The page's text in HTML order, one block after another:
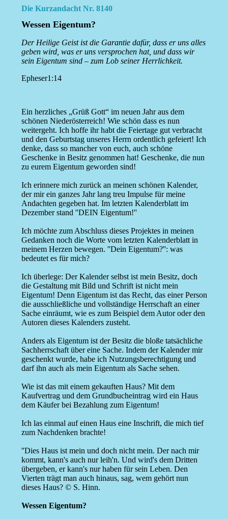
Die Kurzandacht Nr. 8140
Wessen Eigentum?
Der Heilige Geist ist die Garantie dafür, dass er uns alles
geben wird, was er uns versprochen hat, und dass wir
sein Eigentum sind – zum Lob seiner Herrlichkeit.
Epheser1:14
Ein herzliches „Grüß Gott“ im neuen Jahr aus dem
schönen Niederösterreich! Wie schön dass es nun
weitergeht. Ich hoffe ihr habt die Feiertage gut verbracht
und den Geburtstag unseres Herrn ordentlich gefeiert! Ich
denke, dass so mancher von euch, auch schöne
Geschenke in Besitz genommen hat! Geschenke, die nun
zu eurem Eigentum geworden sind!
Ich erinnere mich zurück an meinen schönen Kalender,
der mir ein ganzes Jahr lang treu Impulse für meine
Andachten gegeben hat. Im letzten Kalenderblatt im
Dezember stand ''DEIN Eigentum!''
Ich möchte zum Abschluss dieses Projektes in meinen
Gedanken noch die Worte vom letzten Kalenderblatt in
meinem Herzen bewegen. ''Dein Eigentum?'': was
bedeutet es für mich?
Ich überlege: Der Kalender selbst ist mein Besitz, doch
die Gestaltung mit Bild und Schrift ist nicht mein
Eigentum! Denn Eigentum ist das Recht, das einer Person
die ausschließliche und vollständige Herrschaft an einer
Sache einräumt, wie es zum Beispiel dem Autor oder den
Autoren dieses Kalenders zusteht.
Anders als Eigentum ist der Besitz die bloße tatsächliche
Sachherrschaft über eine Sache. Indem der Kalender mir
geschenkt wurde, habe ich Nutzungsberechtigung und
darf ihn auch als mein Eigentum als Sache sehen.
Wie ist das mit einem gekauften Haus? Mit dem
Kaufvertrag und dem Grundbucheintrag wird ein Haus
dem Käufer bei Bezahlung zum Eigentum!
Ich las einmal auf einen Haus eine Inschrift, die mich tief
zum Nachdenken brachte!
''Dies Haus ist mein und doch nicht mein. Der nach mir
kommt, kann's auch nur leih'n. Und wird's dem Dritten
übergeben, er kann's nur haben für sein Leben. Den
Vierten trägt man auch hinaus, sag, wem gehört nun
dieses Haus? © S. Hinn.
Wessen Eigentum?